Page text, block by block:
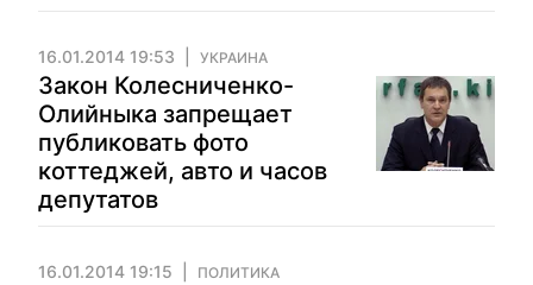
16.01.2014 19:53 УКРАИНА
Закон Колесниченко-
Олийныка запрещает
публиковать фото
коттеджей, авто и часов
депутатов
16.01.2014 19:15 ПОЛИТИКА